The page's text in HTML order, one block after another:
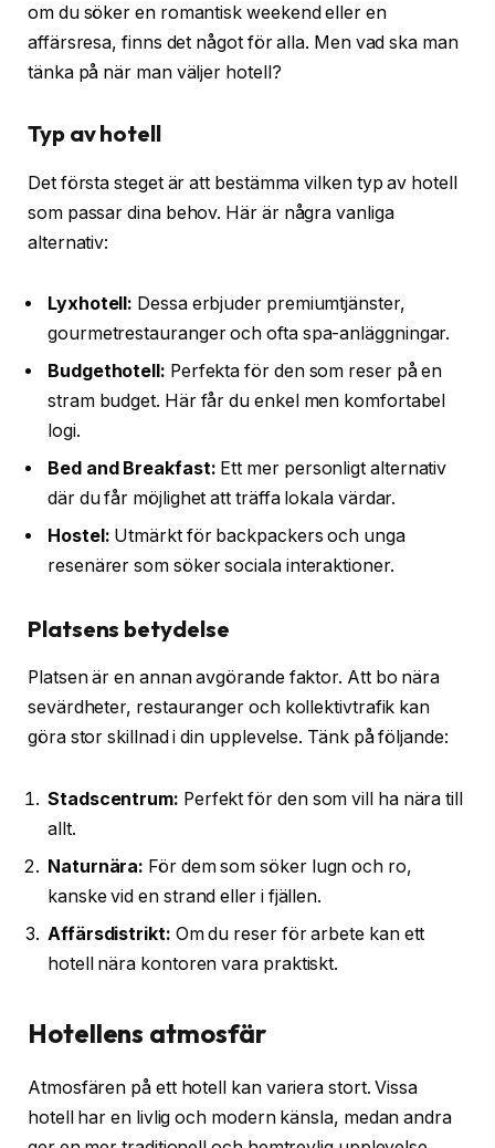
om du söker en romantisk weekend eller en
affärsresa, finns det något för alla. Men vad ska man
tänka på när man väljer hotell?
Typ av hotell
Det första steget är att bestämma vilken typ av hotell
som passar dina behov. Här är några vanliga
alternativ:
Lyxhotell: Dessa erbjuder premiumtjänster,
gourmetrestauranger och ofta spa-anläggningar.
Budgethotell: Perfekta för den som reser på en
stram budget. Här får du enkel men komfortabel
logi.
Bed and Breakfast: Ett mer personligt alternativ
där du får möjlighet att träffa lokala värdar.
Hostel: Utmärkt för backpackers och unga
resenärer som söker sociala interaktioner.
Platsens betydelse
Platsen är en annan avgörande faktor. Att bo nära
sevärdheter, restauranger och kollektivtrafik kan
göra stor skillnad i din upplevelse. Tänk på följande:
Stadscentrum: Perfekt för den som vill ha nära till
allt.
Naturnära: För dem som söker lugn och ro,
kanske vid en strand eller i fjällen.
Affärsdistrikt: Om du reser för arbete kan ett
hotell nära kontoren vara praktiskt.
Hotellens atmosfär
Atmosfären på ett hotell kan variera stort. Vissa
hotell har en livlig och modern känsla, medan andra